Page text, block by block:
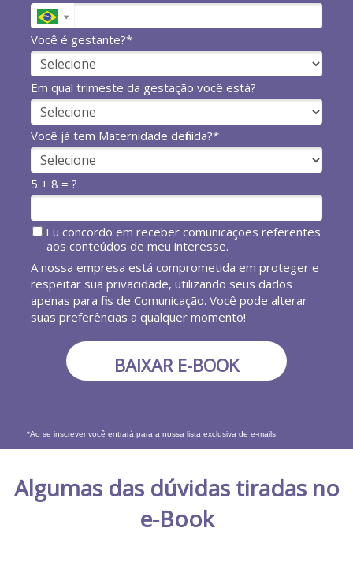
Você é gestante?*
Em qual trimeste da gestação você está?
Você já tem Maternidade definida?*
5 + 8 = ?
Eu concordo em receber comunicações referentes
aos conteúdos de meu interesse.
A nossa empresa está comprometida em proteger e
respeitar sua privacidade, utilizando seus dados
apenas para fins de Comunicação. Você pode alterar
suas preferências a qualquer momento!
BAIXAR E-BOOK
*Ao se inscrever você entrará para a nossa lista exclusiva de e-mails.
Algumas das dúvidas tiradas no
e-Book